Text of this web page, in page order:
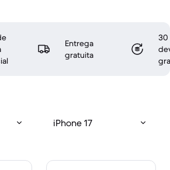
Entrega
gratuita
30
iPhone 17